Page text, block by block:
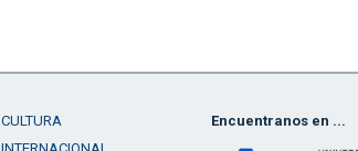
CULTURA
Encuentranos en ...